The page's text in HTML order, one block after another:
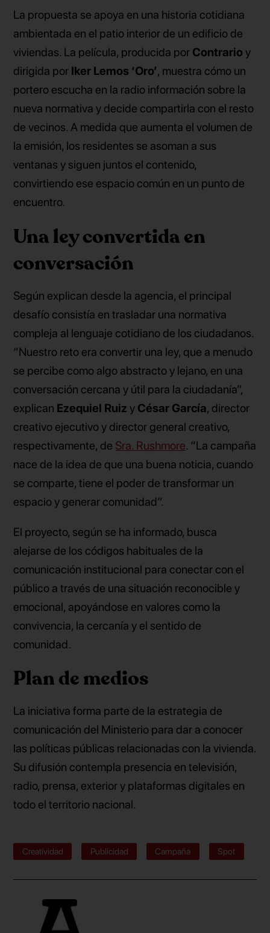
La propuesta se apoya en una historia cotidiana
ambientada en el patio interior de un edificio de
viviendas. La película, producida por Contrario y
dirigida por Iker Lemos ‘Oro’, muestra cómo un
portero escucha en la radio información sobre la
nueva normativa y decide compartirla con el resto
de vecinos. A medida que aumenta el volumen de
la emisión, los residentes se asoman a sus
ventanas y siguen juntos el contenido,
convirtiendo ese espacio común en un punto de
encuentro.
Una ley convertida en
conversación
Según explican desde la agencia, el principal
desafío consistía en trasladar una normativa
compleja al lenguaje cotidiano de los ciudadanos.
“Nuestro reto era convertir una ley, que a menudo
se percibe como algo abstracto y lejano, en una
conversación cercana y útil para la ciudadanía”,
explican Ezequiel Ruiz y César García, director
creativo ejecutivo y director general creativo,
respectivamente, de Sra. Rushmore. “La campaña
nace de la idea de que una buena noticia, cuando
se comparte, tiene el poder de transformar un
espacio y generar comunidad”.
El proyecto, según se ha informado, busca
alejarse de los códigos habituales de la
comunicación institucional para conectar con el
público a través de una situación reconocible y
emocional, apoyándose en valores como la
convivencia, la cercanía y el sentido de
comunidad.
Plan de medios
La iniciativa forma parte de la estrategia de
comunicación del Ministerio para dar a conocer
las políticas públicas relacionadas con la vivienda.
Su difusión contempla presencia en televisión,
radio, prensa, exterior y plataformas digitales en
todo el territorio nacional.
Creatividad Publicidad Campaña Spot